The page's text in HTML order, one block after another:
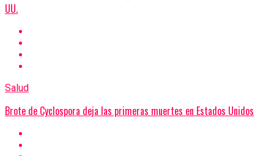
UU.
Salud
Brote de Cyclospora deja las primeras muertes en Estados Unidos